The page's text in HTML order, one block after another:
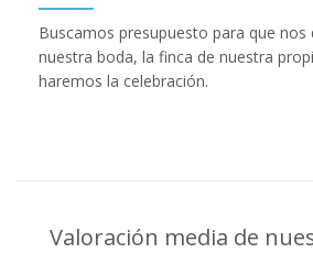
Buscamos presupuesto para que nos
nuestra boda, la finca de nuestra
haremos la celebración.
Valoración media de